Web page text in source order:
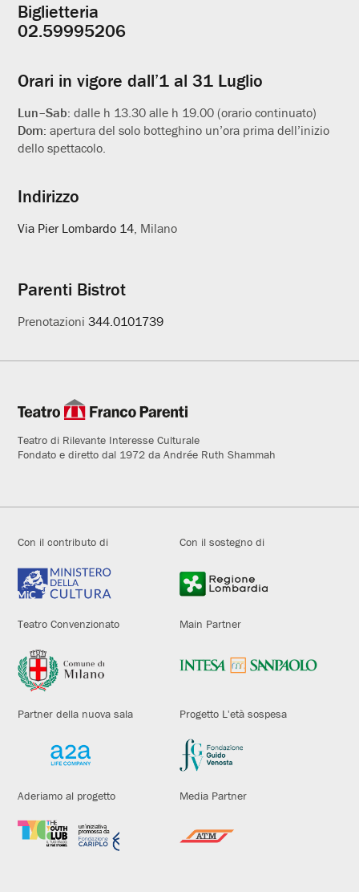
Informazioni
utili
Biglietteria
02.59995206
Orari in vigore dall’1 al 31 Luglio
Lun–Sab:dalle h 13.30 alle h 19.00 (orario continuato)
Dom:apertura del solo botteghino un’ora prima dell’inizio
dello spettacolo.
Indirizzo
Via Pier Lombardo 14, Milano
Parenti Bistrot
Prenotazioni344.0101739
Teatro di Rilevante Interesse Culturale
Fondato e diretto dal 1972 da Andrée Ruth Shammah
Con il contributo di Con il sostegno di
Teatro Convenzionato Main Partner
Partner della nuova sala Progetto L'età sospesa
Aderiamo al progetto Media Partner